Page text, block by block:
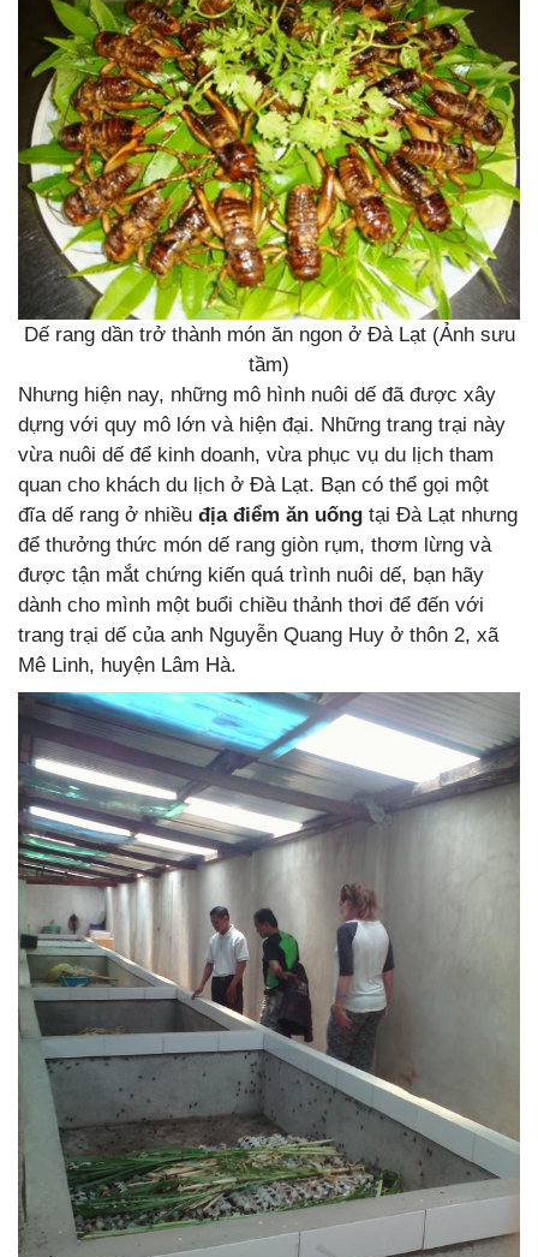
Dế rang dần trở thành món ăn ngon ở Đà Lạt (Ảnh sưu
tầm)
Nhưng hiện nay, những mô hình nuôi dế đã được xây
dựng với quy mô lớn và hiện đại. Những trang trại này
vừa nuôi dế để kinh doanh, vừa phục vụ du lịch tham
quan cho khách du lịch ở Đà Lạt. Bạn có thể gọi một
đĩa dế rang ở nhiều địa điểm ăn uống tại Đà Lạt nhưng
để thưởng thức món dế rang giòn rụm, thơm lừng và
được tận mắt chứng kiến quá trình nuôi dế, bạn hãy
dành cho mình một buổi chiều thảnh thơi để đến với
trang trại dế của anh Nguyễn Quang Huy ở thôn 2, xã
Mê Linh, huyện Lâm Hà.